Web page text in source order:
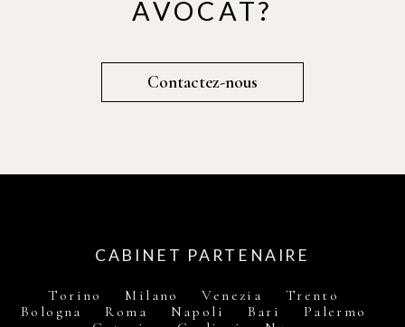
AVOCAT?
Contactez-nous
CABINET PARTENAIRE
Torino Milano Venezia Trento
Bologna Roma Napoli Bari Palermo